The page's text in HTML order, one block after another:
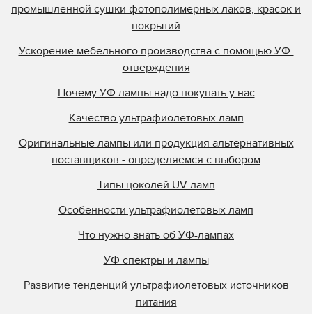
Отражатели CET Color
Отражатели D.E.C
Отражатели Dilli
Отражатели Docan
Отражатели DuPont
Отражатели Durst
Отражатели EFI Rastek
Отражатели EFI Vutek
Отражатели Flora
Отражатели Gandi Innovations
Отражатели GCC
Отражатели Grapo
Отражатели Inca
промышленной сушки фотополимерных лаков, красок и
покрытий
Ускорение мебельного производства с помощью УФ-
отверждения
Почему УФ лампы надо покупать у нас
Качество ультрафиолетовых ламп
Оригинальные лампы или продукция альтернативных
поставщиков - определяемся с выбором
Типы цоколей UV-ламп
Особенности ультрафиолетовых ламп
Что нужно знать об УФ-лампах
УФ спектры и лампы
Развитие тенденций ультрафиолетовых источников
питания